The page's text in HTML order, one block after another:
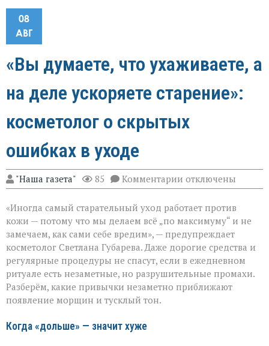
08
АВГ
«Вы думаете, что ухаживаете, а
на деле ускоряете старение»:
косметолог о скрытых
ошибках в уходе
"Наша газета" 85 Комментарии к
записи
думаете,
что
ухаживаете,
а
на
деле
ускоряете
старение»:
косметолог
отключены
«Иногда самый старательный уход работает против
кожи — потому что мы делаем всё „по максимуму“ и не
замечаем, как сами себе вредим», — предупреждает
косметолог Светлана Губарева. Даже дорогие средства и
регулярные процедуры не спасут, если в ежедневном
ритуале есть незаметные, но разрушительные промахи.
Разберём, какие привычки незаметно приближают
появление морщин и тусклый тон.
Когда «дольше» — значит хуже